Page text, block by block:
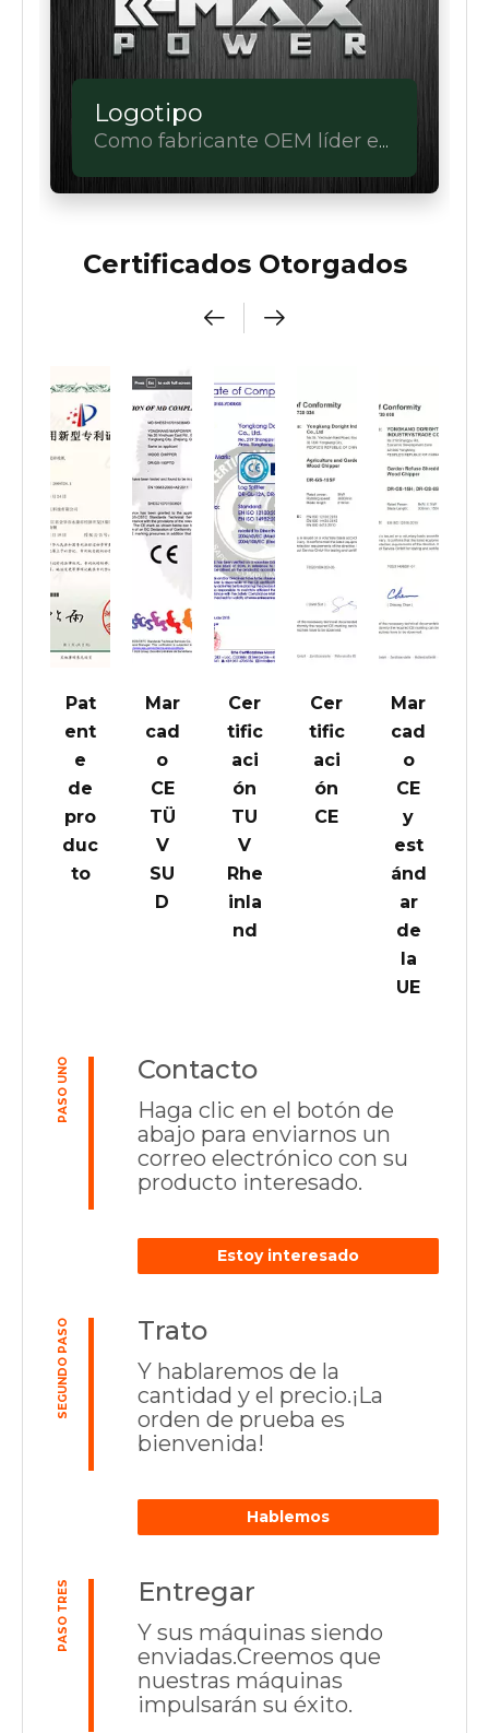
Logotipo
Como fabricante OEM líder en
Certificados Otorgados
Pat
ent
e
de
pro
duc
to
Mar
cad
o
CE
TÜ
V
SU
D
Cer
tific
aci
ón
TU
V
Rhe
inla
nd
Cer
tific
aci
ón
CE
Mar
cad
o
CE
y
est
ánd
ar
de
la
UE
PASO UNO Contacto
Haga clic en el botón de
abajo para enviarnos un
correo electrónico con su
producto interesado.
Estoy interesado
SEGUNDO PASO Trato
Y hablaremos de la
cantidad y el precio.¡La
orden de prueba es
bienvenida!
Hablemos
PASO TRES Entregar
Y sus máquinas siendo
enviadas.Creemos que
nuestras máquinas
impulsarán su éxito.